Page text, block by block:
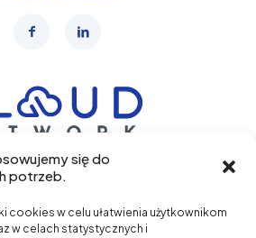
się do
potrzeb.
cookies w celu ułatwienia użytkownikom
w celach statystycznych i
577 317 102